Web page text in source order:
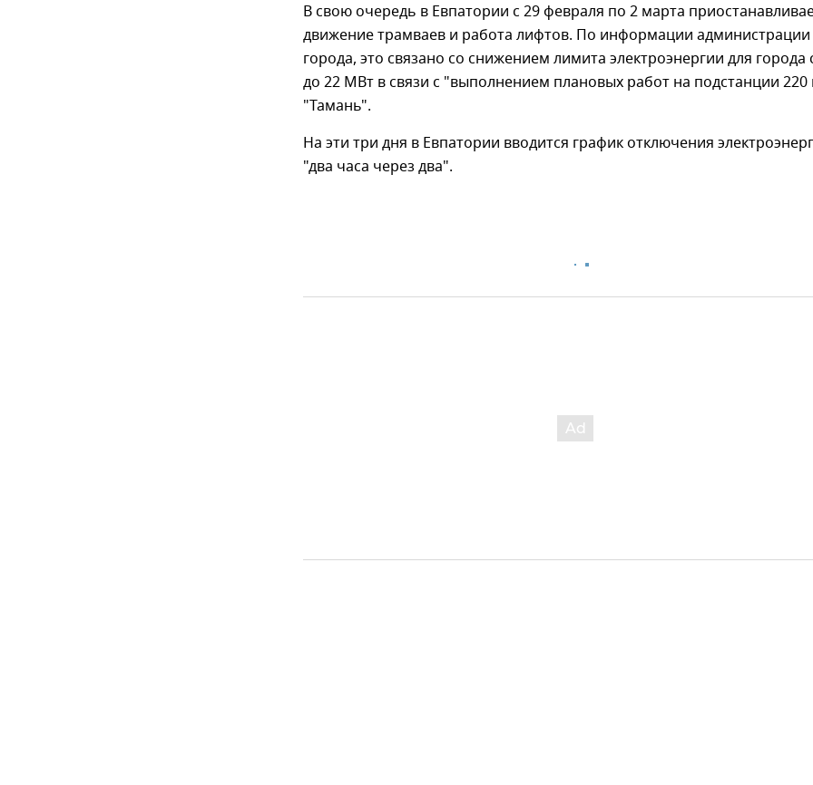
В свою очередь в Евпатории с 29 февраля по 2 марта
движение трамваев и работа лифтов. По информации администрации
города, это связано со снижением лимита электроэнергии для города
до 22 МВт в связи с "выполнением плановых работ на подстанции 220
"Тамань".
На эти три дня в Евпатории вводится график отключения
"два часа через два".